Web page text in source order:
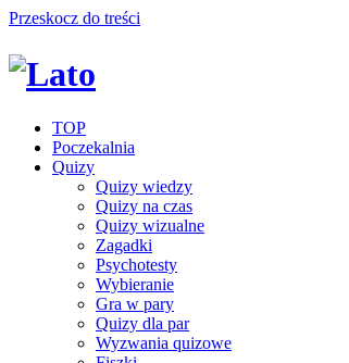
Przeskocz do treści
TOP
Poczekalnia
Quizy
Quizy wiedzy
Quizy na czas
Quizy wizualne
Zagadki
Psychotesty
Wybieranie
Gra w pary
Quizy dla par
Wyzwania quizowe